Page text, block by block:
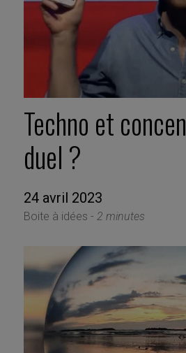
Techno et
duel ?
24 avril 2023
Boite à idées - 2 minutes